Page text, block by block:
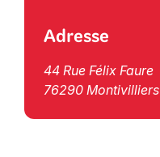
Adresse
44 Rue Félix Faure
76290 Montivilliers